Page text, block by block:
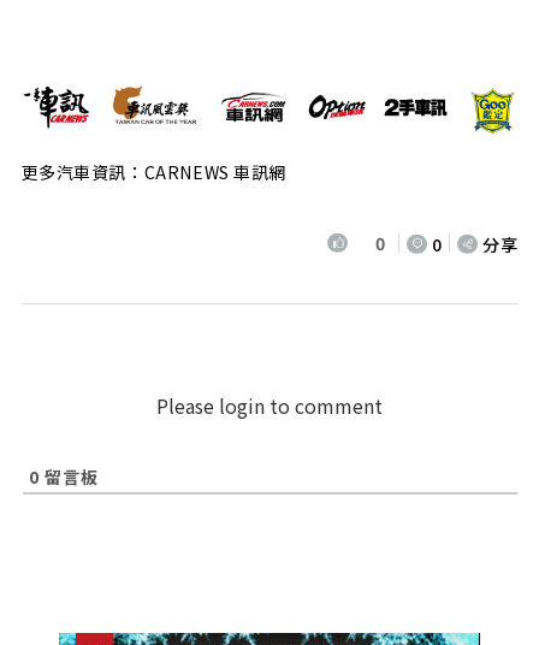
更多汽車資訊：CARNEWS 車訊網
0 0 分享
Please login to comment
0 留言板